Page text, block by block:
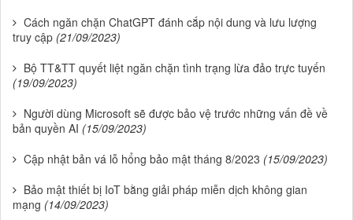
Cách ngăn chặn ChatGPT đánh cắp nội dung và lưu lượng
truy cập (21/09/2023)
Bộ TT&TT quyết liệt ngăn chặn tình trạng lừa đảo trực tuyến
(19/09/2023)
Người dùng Microsoft sẽ được bảo vệ trước những vấn đề về
bản quyền AI (15/09/2023)
Cập nhật bản vá lỗ hổng bảo mật tháng 8/2023 (15/09/2023)
Bảo mật thiết bị IoT bằng giải pháp miễn dịch không gian
mạng (14/09/2023)